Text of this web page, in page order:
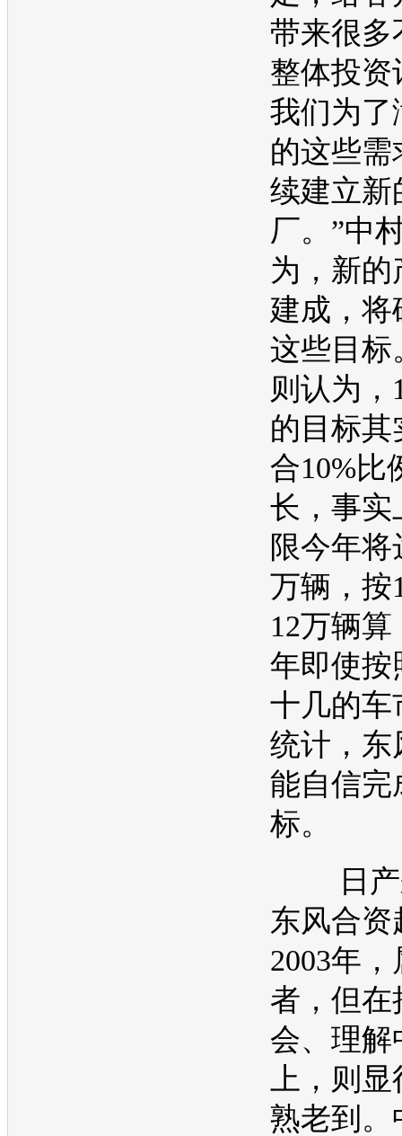
带来很多
整体投资
我们为了
的这些需
续建立新
厂。”中
为，新的
建成，将
这些目标
则认为，
的目标其
合10%比
长，事实
限今年将
万辆，按
12万辆
年即使按
十几的车
统计，东
能自信完
标。
日产
东风合资
2003年
者，但在
会、理解
上，则
熟老到。